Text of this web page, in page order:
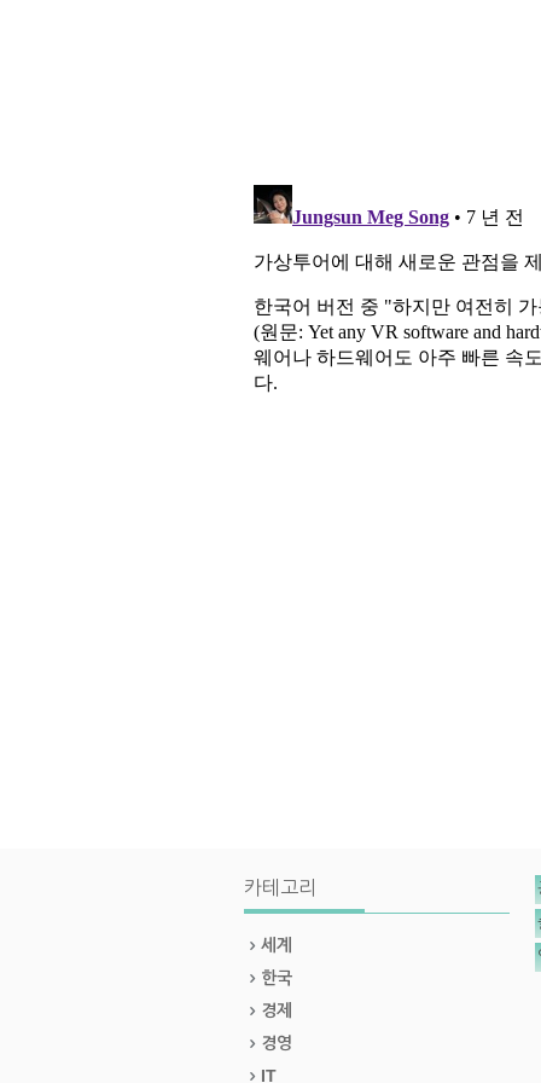
카테고리
세계
한국
경제
경영
IT